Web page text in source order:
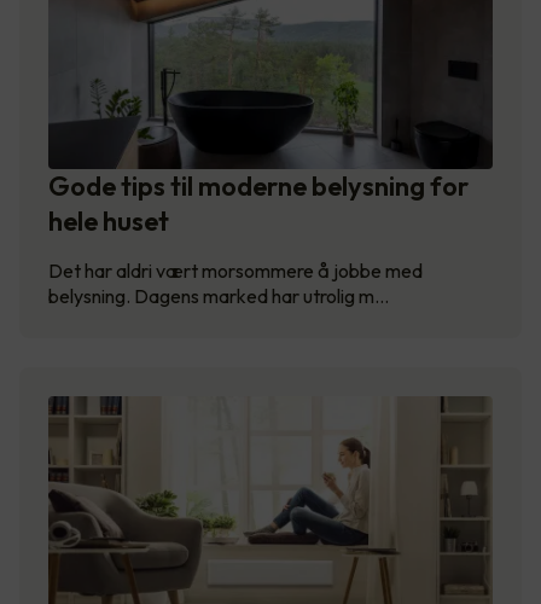
Gode tips til moderne belysning for
hele huset
Det har aldri vært morsommere å jobbe med
belysning. Dagens marked har utrolig m…